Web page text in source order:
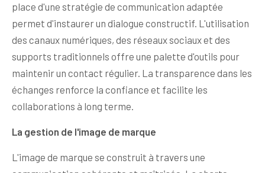
place d'une stratégie de communication adaptée
permet d'instaurer un dialogue constructif. L'utilisation
des canaux numériques, des réseaux sociaux et des
supports traditionnels offre une palette d'outils pour
maintenir un contact régulier. La transparence dans les
échanges renforce la confiance et facilite les
collaborations à long terme.
La gestion de l'image de marque
L'image de marque se construit à travers une